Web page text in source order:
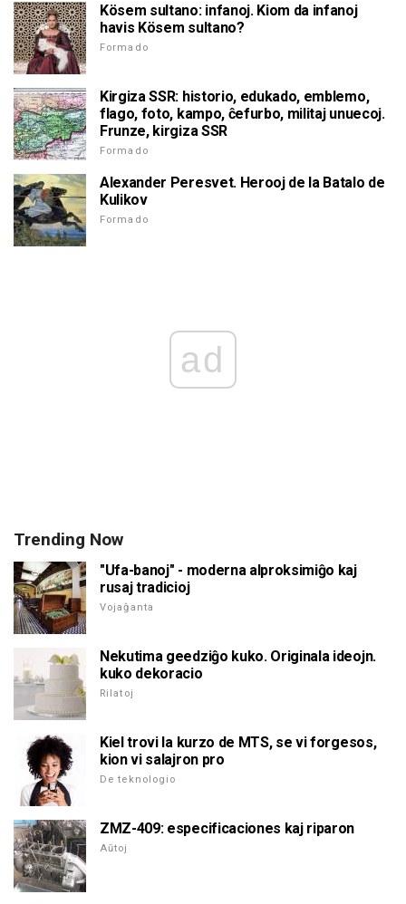
Kösem sultano: infanoj. Kiom da infanoj
havis Kösem sultano?
Formado
Kirgiza SSR: historio, edukado, emblemo,
flago, foto, kampo, ĉefurbo, militaj unuecoj.
Frunze, kirgiza SSR
Formado
Alexander Peresvet. Herooj de la Batalo de
Kulikov
Formado
ad
Trending Now
"Ufa-banoj" - moderna alproksimiĝo kaj
rusaj tradicioj
Vojaĝanta
Nekutima geedziĝo kuko. Originala ideojn.
kuko dekoracio
Rilatoj
Kiel trovi la kurzo de MTS, se vi forgesos,
kion vi salajron pro
De teknologio
ZMZ-409: especificaciones kaj riparon
Aŭtoj